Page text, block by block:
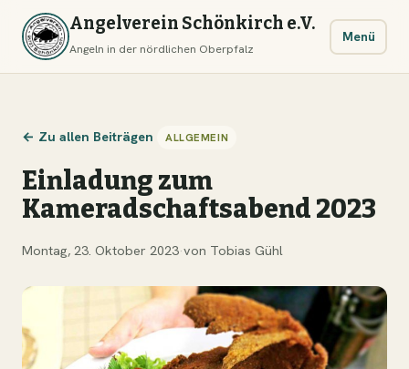
Angelverein Schönkirch e.V.
Angeln in der nördlichen Oberpfalz
Menü
← Zu allen Beiträgen ALLGEMEIN
Einladung zum
Kameradschaftsabend 2023
Montag, 23. Oktober 2023·von Tobias Gühl